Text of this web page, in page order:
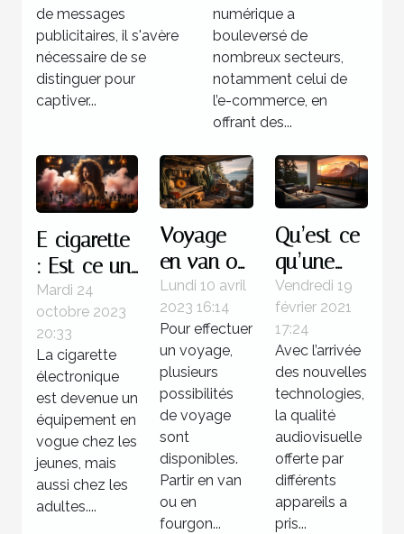
de messages
publicitaires, il s'avère
nécessaire de se
distinguer pour
captiver...
dans l'e-
commerce
numérique a
bouleversé de
nombreux secteurs,
notamment celui de
l’e-commerce, en
offrant des...
E-cigarette
: Est-ce un
équipement
offrant de
meilleurs
moments
de
vapotage ?
Mardi 24
octobre 2023
20:33
La cigarette
électronique
est devenue un
équipement en
vogue chez les
jeunes, mais
aussi chez les
adultes....
Voyage
en van ou
fourgon
aménagé :
pourquoi
opter pour
cette
solution ?
Lundi 10 avril
2023 16:14
Pour effectuer
un voyage,
plusieurs
possibilités
de voyage
sont
disponibles.
Partir en van
ou en
fourgon...
Qu’est-ce
qu’une
barre de
son 4K ?
Vendredi 19
février 2021
17:24
Avec l’arrivée
des nouvelles
technologies,
la qualité
audiovisuelle
offerte par
différents
appareils a
pris...